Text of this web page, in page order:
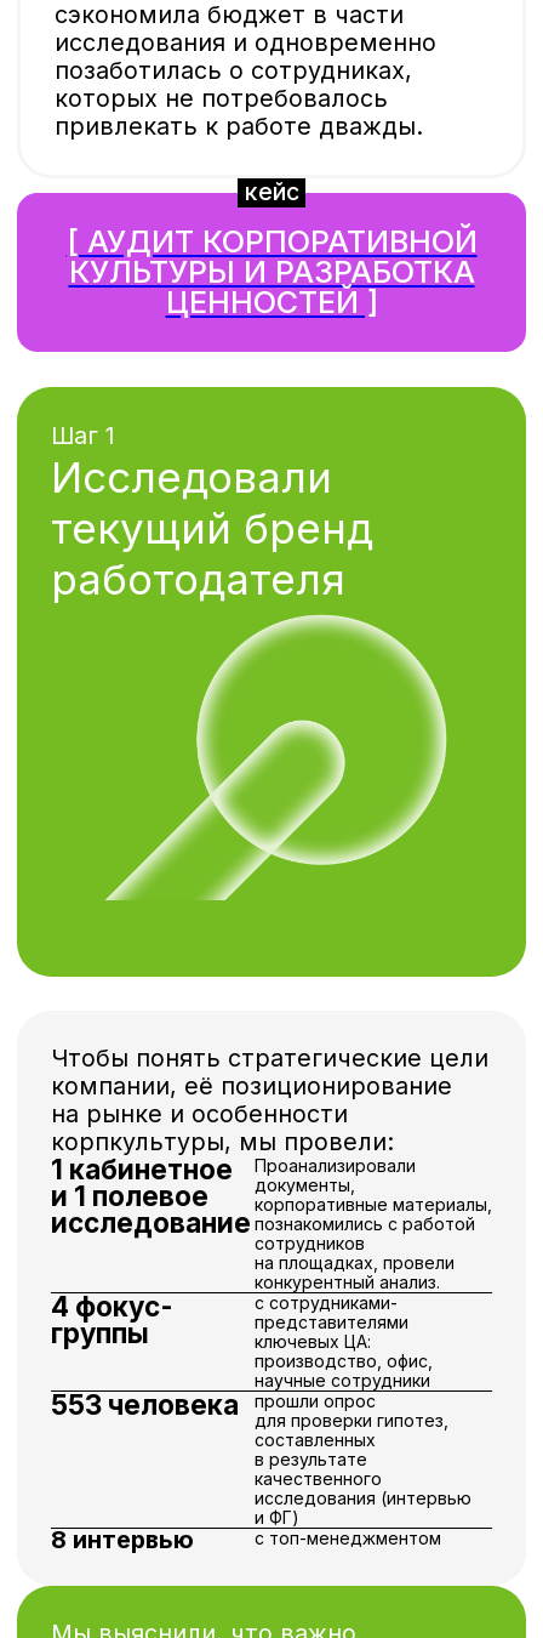
8 интервью с топ-менеджментом
Мы выяснили, что важно
для сотрудников компании,
как выстраиваются отношения
в команде и с руководством,
к результату. Что именно должно
звучать в ценностном
стратегию бренда
Разработку стратегии бренда
и формулирование EVP мы начали
с воркшопа, на котором:
Представили и обсудили
результаты исследования.
Составили портрет сотрудника,
который нужен компании
Нашли главные боли
сенсидиам*.
и принятия стратегических
решений о позиционировании
бренда, в том числе HR-бренда
компании. Он помогает найти
ответ на вопрос:
«Что мотивирует сотрудников
работать?»
Сформулировали инсайты
целевых аудиторий.
На основе выявленных
потребностей, болей и портрета
потенциального сотрудника
составили драфты ценностного
предложения.
По итогам наработок предложили
компании 3 варианта EVP из 3-х
по «Сенсидиам». После выбора
финальной, проработали более
развернутую формулировку EVP
Шаг 3
Создали